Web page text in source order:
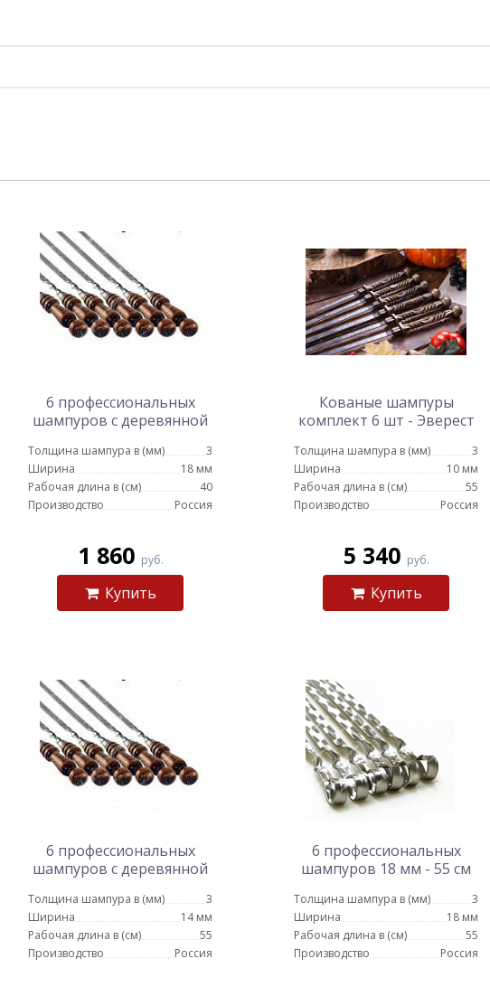
6 профессиональных
шампуров с деревянной
Толщина шампура в (мм)
3
Ширина
18 мм
Рабочая длина в (см)
40
Производство
Россия
1 860 руб.
Купить
Кованые шампуры
комплект 6 шт - Эверест
Толщина шампура в (мм)
3
Ширина
10 мм
Рабочая длина в (см)
55
Производство
Россия
5 340 руб.
Купить
6 профессиональных
шампуров с деревянной
14мм - 55 см
Толщина шампура в (мм)
3
Ширина
14 мм
Рабочая длина в (см)
55
Производство
Россия
6 профессиональных
шампуров 18 мм - 55 см
Толщина шампура в (мм)
3
Ширина
18 мм
Рабочая длина в (см)
55
Производство
Россия